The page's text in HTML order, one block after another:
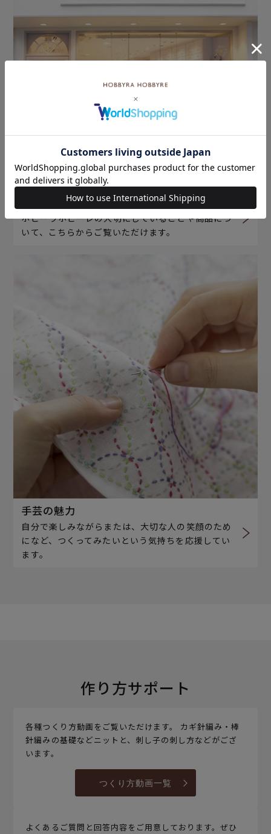
ホビーラホビーレについて
ホビーラホビーレの大切にしていることや商品につ
いて、こちらからご覧いただけます。
手芸の魅力
自分で楽しみながらまたは、大切な人の笑顔のため
になど、つくってみたいという気持ちを応援してい
ます。
作り方サポート
各種つくり方動画をご覧いただけます。 カギ針編み・棒
針編みの基礎などニットと、刺し子の刺し方などがござ
います。
つくり方動画一覧
よくあるご質問と回答内容をご用意しております。ぜひ